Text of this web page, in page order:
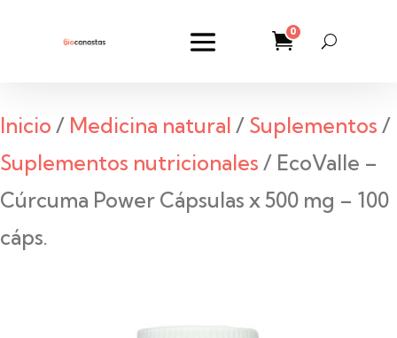
0
Inicio / Medicina natural / Suplementos /
Suplementos nutricionales / EcoValle –
Cúrcuma Power Cápsulas x 500 mg – 100
cáps.